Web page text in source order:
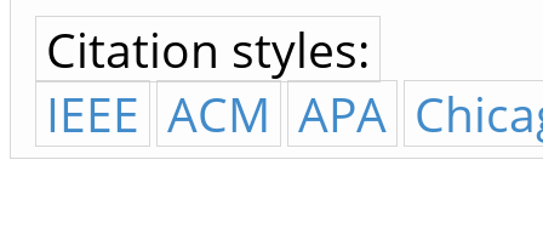
Citation styles:
IEEE ACM APA